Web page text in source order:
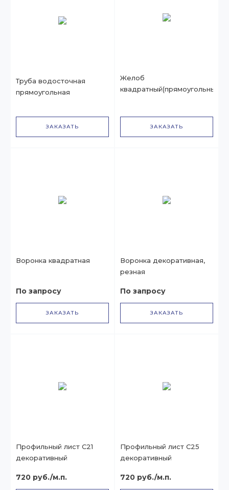
Труба водосточная
прямоугольная
ЗАКАЗАТЬ
Желоб
квадратный(прямоугольный)
ЗАКАЗАТЬ
Воронка квадратная
По запросу
ЗАКАЗАТЬ
Воронка декоративная,
резная
По запросу
ЗАКАЗАТЬ
Профильный лист С21
декоративный
720 руб./м.п.
Профильный лист С25
декоративный
720 руб./м.п.